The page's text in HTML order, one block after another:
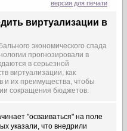
версия для печати
виртуализации в
экономического спада
прогнозировали в
в серьезной
виртуализации, как
и их преимущества, чтобы
сокращения бюджетов.
"осваиваться" на поле
указали, что внедрили